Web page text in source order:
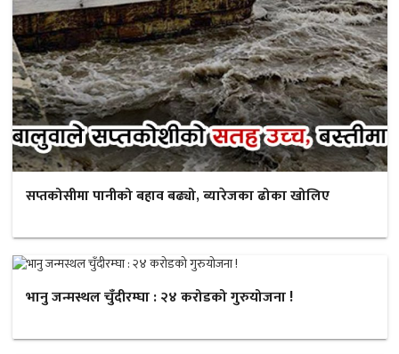
सप्तकोसीमा पानीको बहाव बढ्यो, ब्यारेजका ढोका खोलिए
भानु जन्मस्थल चुँदीरम्घा : २४ करोडको गुरुयोजना !